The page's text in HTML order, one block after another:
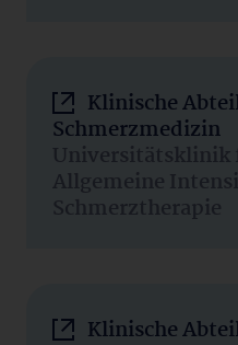
Klinische
Schmerzmedizin
Universitätsklinik
Allgemeine
Schmerztherapie
Klinische